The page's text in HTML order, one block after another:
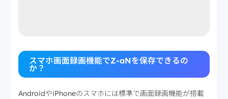
スマホ画面録画機能でZ-aNを保存できるの
か？
AndroidやiPhoneのスマホには標準で画面録画機能が搭載